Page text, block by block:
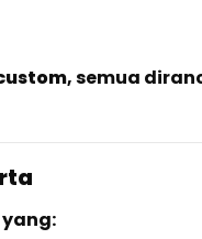
, semua